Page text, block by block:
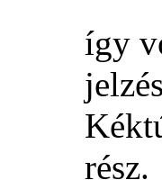
így
rész.